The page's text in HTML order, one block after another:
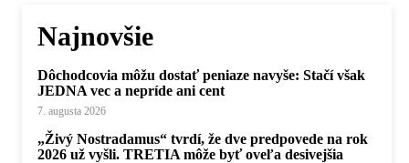
Najnovšie
Dôchodcovia môžu dostať peniaze navyše: Stačí však
JEDNA vec a nepríde ani cent
7. augusta 2026
„Živý Nostradamus“ tvrdí, že dve predpovede na rok
2026 už vyšli. TRETIA môže byť oveľa desivejšia